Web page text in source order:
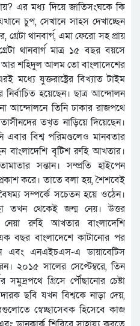
এর মধ্য দিয়ে জাতিসংঘকে কি
চুপ, সেখানে সাহস দেখাচ্ছেন
থানবার্গ, এমা ফেরো সহ প্রায়
থানবার্গ মাত্র ১৫ বছর বয়সে
আর শহিদুল আলম তো বাংলাদেশের
মধ্যে যুক্তরাষ্ট্রের বিখ্যাত টাইম
হয়েছেন। ছাত্র আন্দোলন
আন্দোলনে তিনি ঢাকার রাজপথে
তখ্ত নাড়িয়ে দিয়েছেন।
বিশ্ব পরিমণ্ডলেও মানবতার
বাংলাদেশি বৃটিশ রুহি আখতার।
সন্তান। সম্প্রতি হাইপেন
করে। তাতে বলা হয়, শৈশবেই
সম্পর্কে সচেতন হয়ে ওঠেন।
তখন থেকেই জন্ম নেয়। উত্তর
নেয়া রুহি আখতার বাংলাদেশি
বছর বাংলাদেশে কাটানোর পর
এবং এনএইচএস-এ ডায়াবেটিস
২০১৫ সালের সেপ্টেম্বরে, তিন
গ্রিসে পৌঁছানোর চেষ্টা
ছবি যখন বিশ্বকে নাড়া দেয়,
স্বেচ্ছাসেবক হিসেবে কাজ